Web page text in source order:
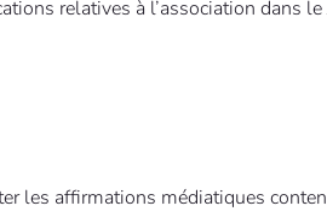
relatives à l’association dans
les affirmations médiatiques